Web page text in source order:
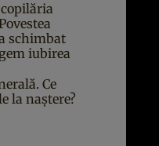
schimbat
iubirea
Ce
la naștere?